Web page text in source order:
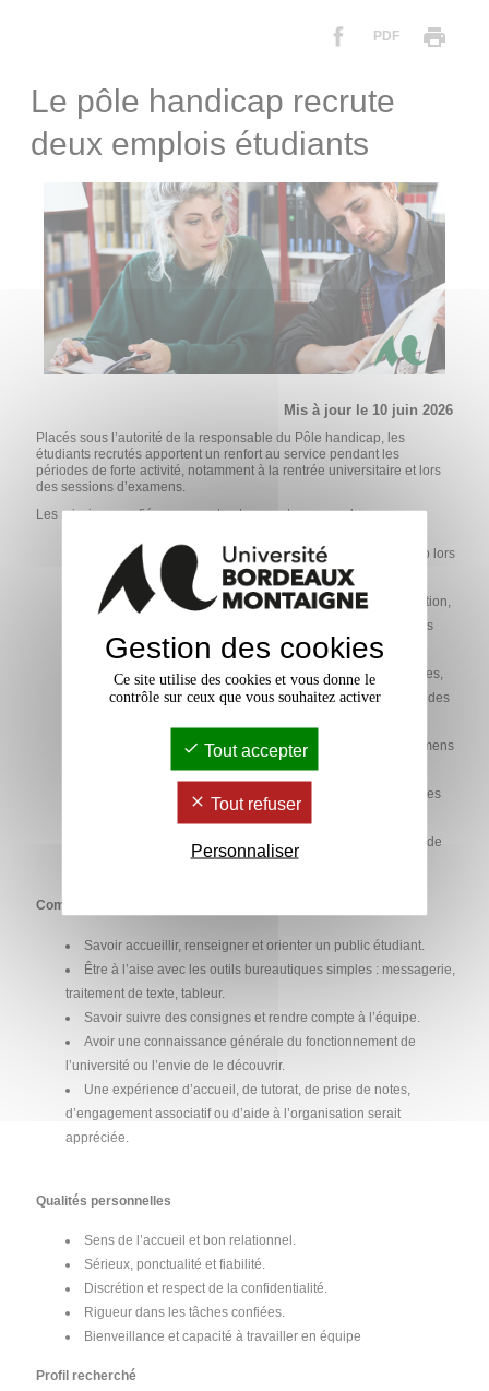
PDF
Le pôle handicap recrute
deux emplois étudiants
Mis à jour le 10 juin 2026
Placés sous l’autorité de la responsable du Pôle handicap, les
étudiants recrutés apportent un renfort au service pendant les
périodes de forte activité, notamment à la rentrée universitaire et lors
des sessions d’examens.
Les missions confiées pourront notamment comprendre :
Accueillir et orienter les étudiants en situation de handicap lors
des permanences, temps d’accueil ou réunions de rentrée.
Aider à la préparation de la rentrée : documents d’information,
affichages, mails types, supports d’accueil, orientation vers les
bons interlocuteurs.
Participer à la recherche de preneurs et preneuses de notes,
secrétaires d’examens ou aides humaines étudiantes : relais des
Apporter un renfort logistique pendant les sessions d’examens
Mettre à jour des tableaux de suivi simples et transmettre les
Contribuer ponctuellement à des actions d’information ou de
Compétences opérationnelles
Savoir accueillir, renseigner et orienter un public étudiant.
Être à l’aise avec les outils bureautiques simples : messagerie,
traitement de texte, tableur.
Savoir suivre des consignes et rendre compte à l’équipe.
Avoir une connaissance générale du fonctionnement de
l’université ou l’envie de le découvrir.
Une expérience d’accueil, de tutorat, de prise de notes,
d’engagement associatif ou d’aide à l’organisation serait
appréciée.
Qualités personnelles
Sens de l’accueil et bon relationnel.
Sérieux, ponctualité et fiabilité.
Discrétion et respect de la confidentialité.
Rigueur dans les tâches confiées.
Bienveillance et capacité à travailler en équipe
Profil recherché
Gestion des cookies
Ce site utilise des cookies et vous donne le
contrôle sur ceux que vous souhaitez activer
Tout accepter
Tout refuser
Personnaliser